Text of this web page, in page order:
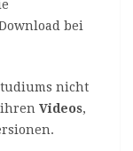
bei
nicht
Videos,